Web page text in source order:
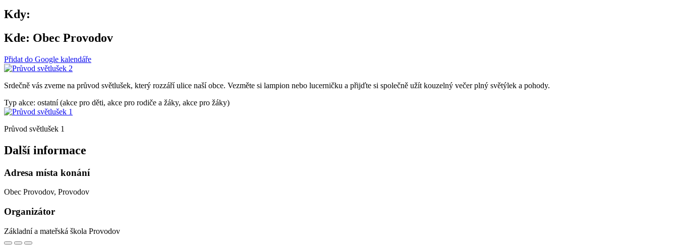
Kdy:
Kde: Obec Provodov
Přidat do Google kalendáře
Srdečně vás zveme na průvod světlušek, který rozzáří ulice naší obce. Vezměte si lampion nebo lucerničku a přijďte si společně užít kouzelný večer plný světýlek a pohody.
Typ akce: ostatní (akce pro děti, akce pro rodiče a žáky, akce pro žáky)
Průvod světlušek 1
Další informace
Adresa místa konání
Obec Provodov, Provodov
Organizátor
Základní a mateřská škola Provodov